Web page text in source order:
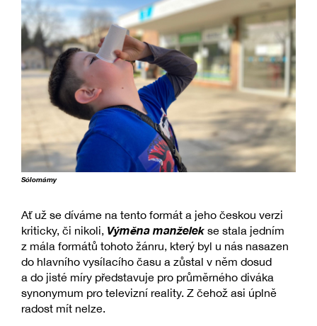
Sólomámy
Ať už se díváme na tento formát a jeho českou verzi
kriticky, či nikoli, Výměna manželek se stala jedním
z mála formátů tohoto žánru, který byl u nás nasazen
do hlavního vysílacího času a zůstal v něm dosud
a do jisté míry představuje pro průměrného diváka
synonymum pro televizní reality. Z čehož asi úplně
radost mít nelze.